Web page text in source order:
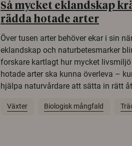
Så mycket eklandskap
rädda hotade arter
Över tusen arter behöver ekar i sin
eklandskap och naturbetesmarker
forskare kartlagt hur mycket
hotade arter ska kunna överleva –
hjälpa naturvårdare att sätta in rätt
Växter Biologisk mångfald